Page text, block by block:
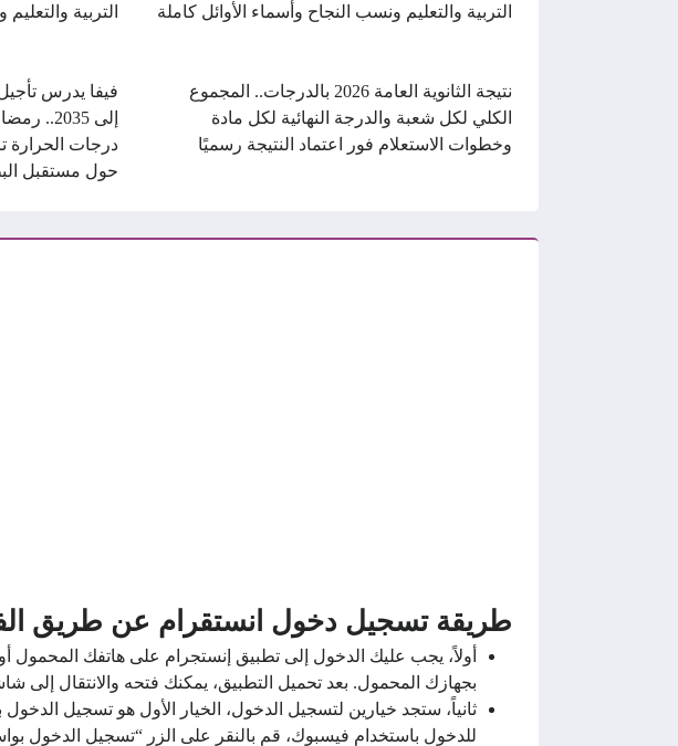
التربية والتعليم ونسب النجاح وأسماء الأوائل كاملة
التربية
نتيجة الثانوية العامة 2026 بالدرجات.. المجموع
الكلي لكل شعبة والدرجة النهائية لكل مادة
وخطوات الاستعلام فور اعتماد النتيجة رسميًا
إلى
درجات الحرارة
حول مستقبل
طريقة تسجيل دخول انستقرام عن طريق
أولاً، يجب عليك الدخول إلى تطبيق إنستجرام على هاتفك المحمول
بجهازك المحمول. بعد تحميل التطبيق، يمكنك فتحه والانتقال إلى
ثانياً، ستجد خيارين لتسجيل الدخول، الخيار الأول هو تسجيل
للدخول باستخدام فيسبوك، قم بالنقر على الزر “تسجيل الدخول